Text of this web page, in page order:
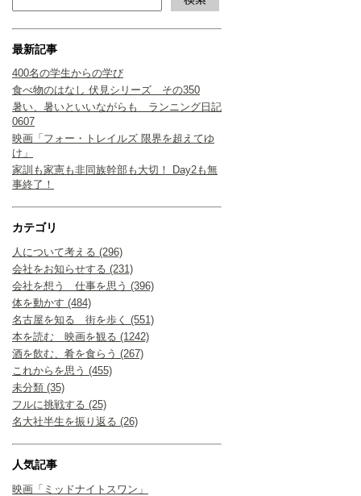
最新記事
400名の学生からの学び
食べ物のはなし 伏見シリーズ その350
暑い、暑いといいながらも ランニング日記
0607
映画「フォー・トレイルズ 限界を超えてゆ
け」
家訓も家憲も非同族幹部も大切！ Day2も無
事終了！
カテゴリ
人について考える (296)
会社をお知らせする (231)
会社を想う 仕事を思う (396)
体を動かす (484)
名古屋を知る 街を歩く (551)
本を読む 映画を観る (1242)
酒を飲む、肴を食らう (267)
これからを思う (455)
未分類 (35)
フルに挑戦する (25)
名大社半生を振り返る (26)
人気記事
映画「ミッドナイトスワン」